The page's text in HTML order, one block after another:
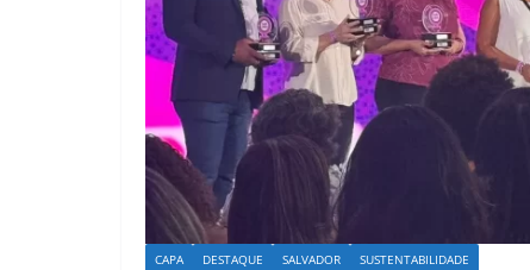
CAPA DESTAQUE SALVADOR SUSTENTABILIDADE